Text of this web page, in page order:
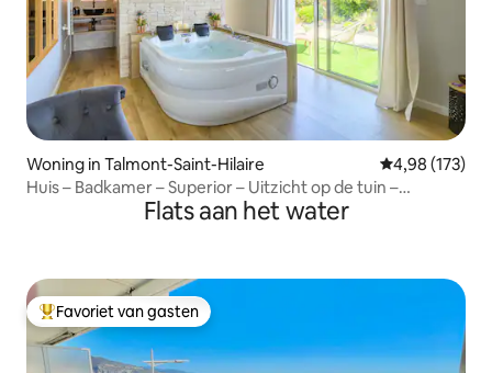
Woning in Talmont-Saint-Hilaire Gemiddelde
4,98 (173)
Huis – Badkamer – Superior – Uitzicht op de tuin –
Flats aan het water
Topfavoriet van gasten
Favoriet van gasten